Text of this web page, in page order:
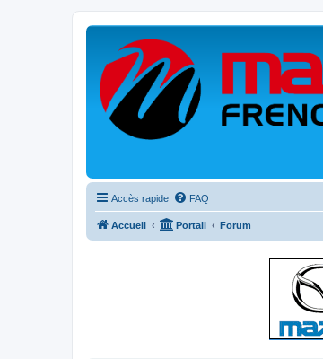
Accès rapide FAQ
Accueil Portail Forum